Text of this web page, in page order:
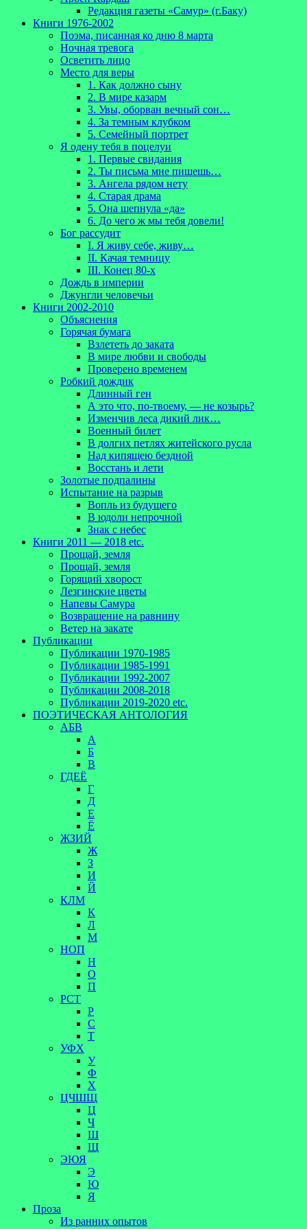
Редакция газеты «Самур» (г.Баку)
Книги 1976-2002
Поэма, писанная ко дню 8 марта
Ночная тревога
Осветить лицо
Место для веры
1. Как должно сыну
2. В мире казарм
3. Увы, оборван вечный сон…
4. За темным клубком
5. Семейный портрет
Я одену тебя в поцелуи
1. Первые свидания
2. Ты письма мне пишешь…
3. Ангела рядом нету
4. Старая драма
5. Она шепнула «да»
6. До чего ж мы тебя довели!
Бог рассудит
I. Я живу себе, живу…
II. Качая темницу
III. Конец 80-х
Дождь в империи
Джунгли человечьи
Книги 2002-2010
Объяснения
Горячая бумага
Взлететь до заката
В мире любви и свободы
Проверено временем
Робкий дождик
Длинный ген
А это что, по-твоему, — не козырь?
Изменчив леса дикий лик…
Военный билет
В долгих петлях житейского русла
Над кипящею бездной
Восстань и лети
Золотые подпалины
Испытание на разрыв
Вопль из будущего
В юдоли непрочной
Знак с небес
Книги 2011 — 2018 etc.
Прощай, земля
Прощай, земля
Горящий хворост
Лезгинские цветы
Напевы Самура
Возвращение на равнину
Ветер на закате
Публикации
Публикации 1970-1985
Публикации 1985-1991
Публикации 1992-2007
Публикации 2008-2018
Публикации 2019-2020 etc.
ПОЭТИЧЕСКАЯ АНТОЛОГИЯ
АБВ
А
Б
В
ГДЕЁ
Г
Д
Е
Ё
ЖЗИЙ
Ж
З
И
Й
КЛМ
К
Л
М
НОП
Н
О
П
РСТ
Р
С
Т
УФХ
У
Ф
Х
ЦЧШЩ
Ц
Ч
Ш
Щ
ЭЮЯ
Э
Ю
Я
Проза
Из ранних опытов